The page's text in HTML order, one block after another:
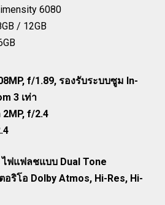
6080
/ 12GB
f/1.89, รองรับระบบซูม In-
3 เท่า
f/2.4
ไฟแฟลชแบบ Dual Tone
อริโอ Dolby Atmos, Hi-Res, Hi-